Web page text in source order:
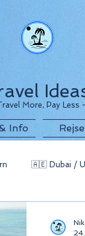
More, Pay Less -
Info
🇦🇪 Dubai /
🇵🇹 Portugal /